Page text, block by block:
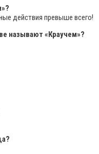
действия превыше всего!
называют «Краучем»?